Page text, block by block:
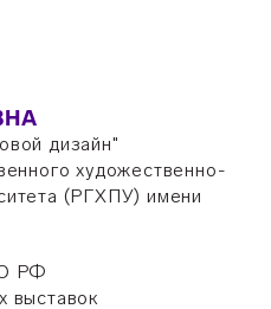
дизайн"
художественно-
(РГХПУ) имени
РФ
выставок